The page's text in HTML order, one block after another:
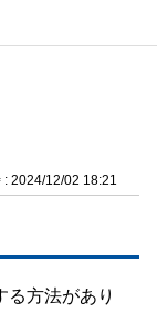
: 2024/12/02 18:21
る方法があり